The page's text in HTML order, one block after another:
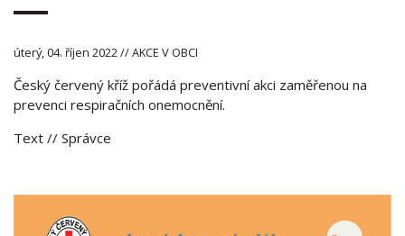
úterý, 04. říjen 2022 // AKCE V OBCI
Český červený kříž pořádá preventivní akci zaměřenou na
prevenci respiračních onemocnění.
Text // Správce